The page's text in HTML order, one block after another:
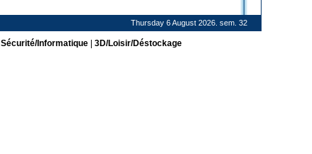
Thursday 6 August 2026. sem. 32
Sécurité/Informatique| 3D/Loisir/Déstockage